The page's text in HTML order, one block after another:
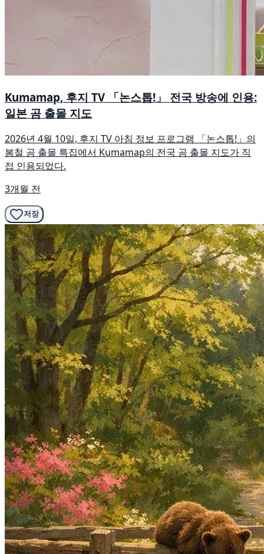
Kumamap, 후지 TV 「논스톱!」 전국 방송에 인용:
일본 곰 출몰 지도
2026년 4월 10일, 후지 TV 아침 정보 프로그램 「논스톱!」의
봄철 곰 출몰 특집에서 Kumamap의 전국 곰 출몰 지도가 직
접 인용되었다.
3개월 전
저장